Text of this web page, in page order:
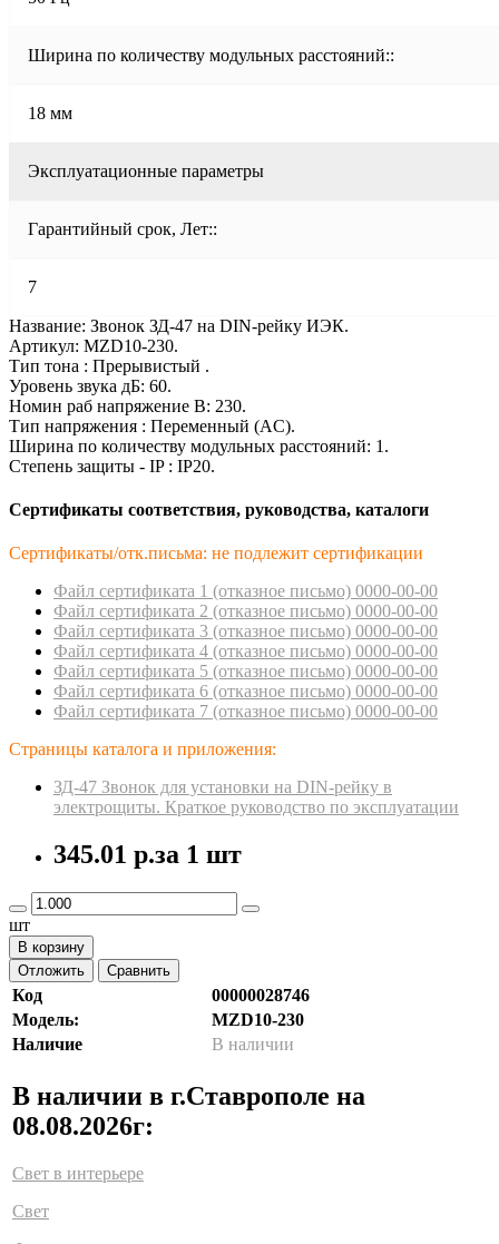
Ширина по количеству модульных расстояний::
18 мм
Эксплуатационные параметры
Гарантийный срок, Лет::
7
Название: Звонок ЗД-47 на DIN-рейку ИЭК.
Артикул: MZD10-230.
Тип тона : Прерывистый .
Уровень звука дБ: 60.
Номин раб напряжение В: 230.
Тип напряжения : Переменный (AC).
Ширина по количеству модульных расстояний: 1.
Степень защиты - IP : IP20.
Сертификаты соответствия, руководства, каталоги
Сертификаты/отк.письма: не подлежит сертификации
Файл сертификата 1 (отказное пиcьмо) 0000-00-00
Файл сертификата 2 (отказное пиcьмо) 0000-00-00
Файл сертификата 3 (отказное пиcьмо) 0000-00-00
Файл сертификата 4 (отказное пиcьмо) 0000-00-00
Файл сертификата 5 (отказное пиcьмо) 0000-00-00
Файл сертификата 6 (отказное пиcьмо) 0000-00-00
Файл сертификата 7 (отказное пиcьмо) 0000-00-00
Страницы каталога и приложения:
ЗД-47 Звонок для установки на DIN-рейку в
электрощиты. Краткое руководство по эксплуатации
345.01 р.за 1 шт
шт
В корзину
Отложить
Сравнить
Код
00000028746
Модель:
MZD10-230
Наличие
В наличии
В наличии в г.Ставрополе на
08.08.2026г:
Свет в интерьере
Свет